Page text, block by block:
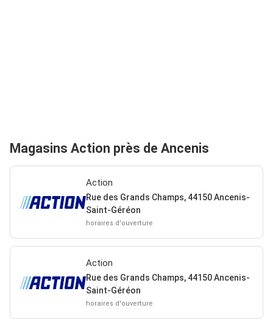
Magasins Action près de Ancenis
Action
Rue des Grands Champs, 44150 Ancenis-
Saint-Géréon
horaires d'ouverture
Action
Rue des Grands Champs, 44150 Ancenis-
Saint-Géréon
horaires d'ouverture